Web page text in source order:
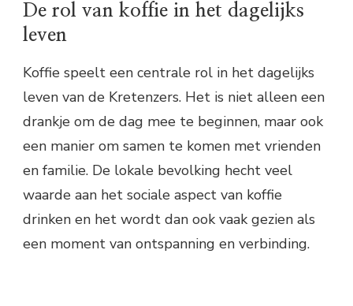
De rol van koffie in het dagelijks
leven
Koffie speelt een centrale rol in het dagelijks
leven van de Kretenzers. Het is niet alleen een
drankje om de dag mee te beginnen, maar ook
een manier om samen te komen met vrienden
en familie. De lokale bevolking hecht veel
waarde aan het sociale aspect van koffie
drinken en het wordt dan ook vaak gezien als
een moment van ontspanning en verbinding.